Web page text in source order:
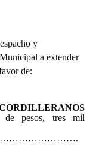
y
a extender
de:
pesos, tres mil